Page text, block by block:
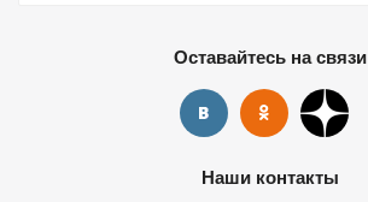
Оставайтесь на связи
Наши контакты